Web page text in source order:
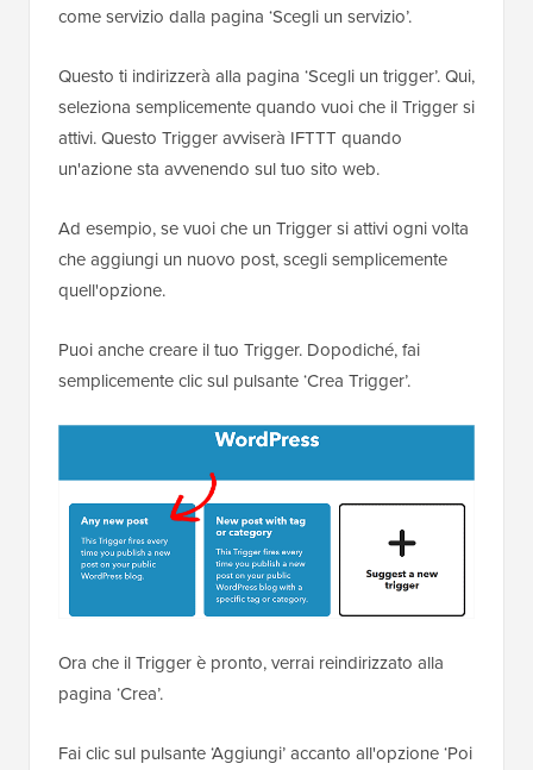
come servizio dalla pagina ‘Scegli un servizio’.
Questo ti indirizzerà alla pagina ‘Scegli un trigger’. Qui,
seleziona semplicemente quando vuoi che il Trigger si
attivi. Questo Trigger avviserà IFTTT quando
un'azione sta avvenendo sul tuo sito web.
Ad esempio, se vuoi che un Trigger si attivi ogni volta
che aggiungi un nuovo post, scegli semplicemente
quell'opzione.
Puoi anche creare il tuo Trigger. Dopodiché, fai
semplicemente clic sul pulsante ‘Crea Trigger’.
Ora che il Trigger è pronto, verrai reindirizzato alla
pagina ‘Crea’.
Fai clic sul pulsante ‘Aggiungi’ accanto all'opzione ‘Poi